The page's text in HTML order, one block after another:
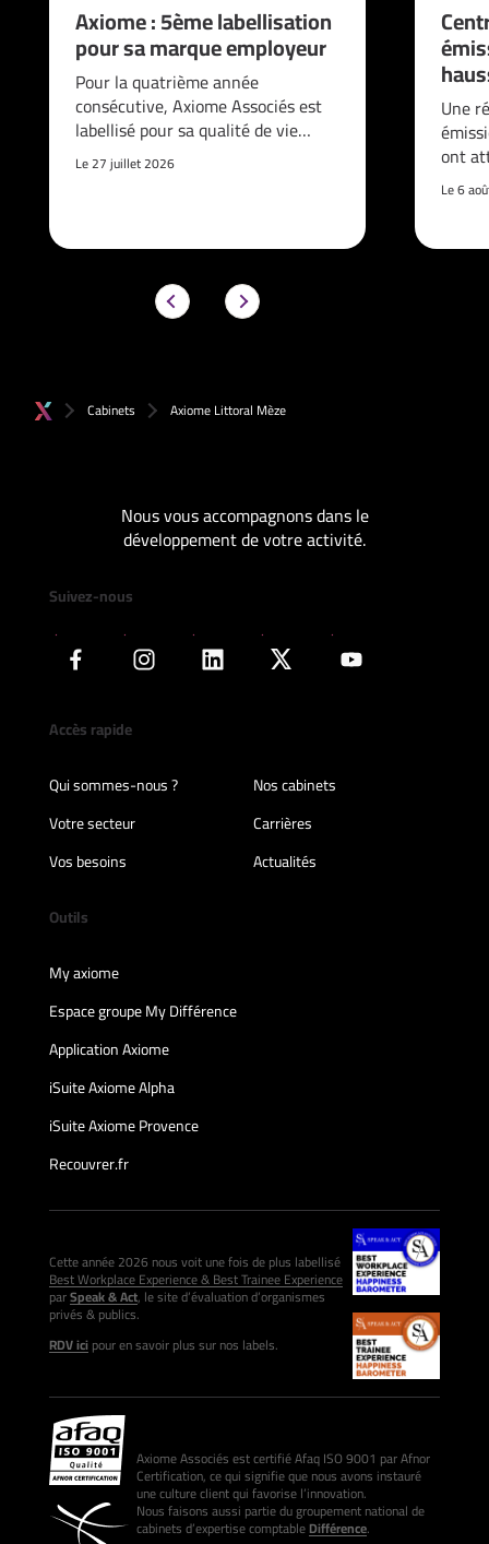
Axiome : 5ème labellisation
pour sa marque employeur
Pour la quatrième année
consécutive, Axiome Associés est
labellisé pour sa qualité de vie…
Le 27 juillet 2026
Une
ont
Le 6
Cabinets Axiome Littoral Mèze
Nous vous accompagnons dans le
développement de votre activité.
Suivez-nous
Accès rapide
Qui sommes-nous ?
Nos cabinets
Votre secteur
Carrières
Vos besoins
Actualités
Outils
My axiome
Espace groupe My Différence
Application Axiome
iSuite Axiome Alpha
iSuite Axiome Provence
Recouvrer.fr
Cette année 2026 nous voit une fois de plus labellisé
Best Workplace Experience & Best Trainee Experience
parSpeak & Act, le site d’évaluation d’organismes
privés & publics.
RDV icipour en savoir plus sur nos labels.
Axiome Associés est certifié Afaq ISO 9001 par Afnor
Certification, ce qui signifie que nous avons instauré
une culture client qui favorise l’innovation.
Nous faisons aussi partie du groupement national de
cabinets d’expertise comptableDifférence.